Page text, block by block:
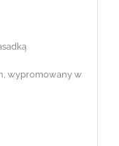
wypromowany w